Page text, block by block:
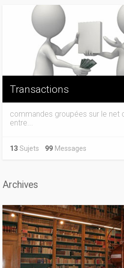
Transactions
commandes groupées sur le net
entre...
13 Sujets 99 Messages
Archives